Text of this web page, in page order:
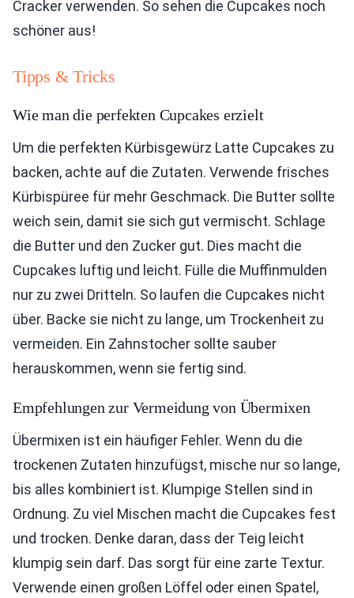
Cracker verwenden. So sehen die Cupcakes noch
schöner aus!
Tipps & Tricks
Wie man die perfekten Cupcakes erzielt
Um die perfekten Kürbisgewürz Latte Cupcakes zu
backen, achte auf die Zutaten. Verwende frisches
Kürbispüree für mehr Geschmack. Die Butter sollte
weich sein, damit sie sich gut vermischt. Schlage
die Butter und den Zucker gut. Dies macht die
Cupcakes luftig und leicht. Fülle die Muffinmulden
nur zu zwei Dritteln. So laufen die Cupcakes nicht
über. Backe sie nicht zu lange, um Trockenheit zu
vermeiden. Ein Zahnstocher sollte sauber
herauskommen, wenn sie fertig sind.
Empfehlungen zur Vermeidung von Übermixen
Übermixen ist ein häufiger Fehler. Wenn du die
trockenen Zutaten hinzufügst, mische nur so lange,
bis alles kombiniert ist. Klumpige Stellen sind in
Ordnung. Zu viel Mischen macht die Cupcakes fest
und trocken. Denke daran, dass der Teig leicht
klumpig sein darf. Das sorgt für eine zarte Textur.
Verwende einen großen Löffel oder einen Spatel,